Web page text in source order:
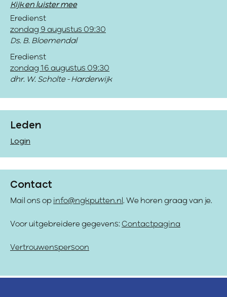
Kijk en luister mee
Eredienst
zondag 9 augustus 09:30
Ds. B. Bloemendal
Eredienst
zondag 16 augustus 09:30
dhr. W. Scholte - Harderwijk
Leden
Login
Contact
Mail ons op info@ngkputten.nl . We horen graag van je.
Voor uitgebreidere gegevens: Contactpagina
Vertrouwenspersoon